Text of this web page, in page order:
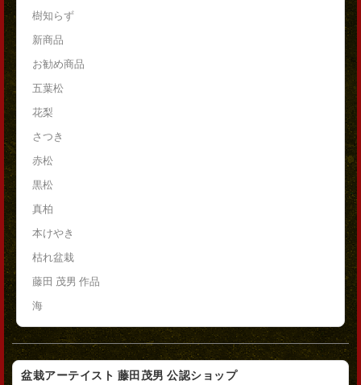
樹知らず
新商品
お勧め商品
五葉松
花梨
さつき
赤松
黒松
真柏
本けやき
枯れ盆栽
藤田 茂男 作品
海
盆栽アーテイスト 藤田茂男 公認ショップ